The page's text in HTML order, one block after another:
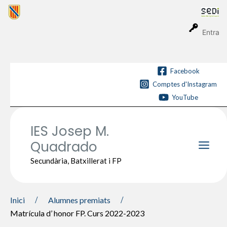
Entra
Vés
Facebook
Comptes d'Instagram
YouTube
IES Josep M.
Quadrado
Secundària, Batxillerat i FP
Inici
Alumnes premiats
Matrícula d’ honor FP. Curs 2022-2023